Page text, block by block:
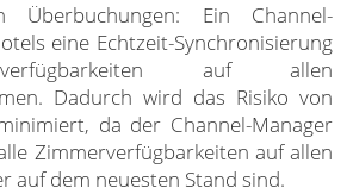
Überbuchungen: Ein Channel-
eine Echtzeit-Synchronisierung
auf allen
Dadurch wird das Risiko von
da der Channel-Manager
Zimmerverfügbarkeiten auf allen
auf dem neuesten Stand sind.